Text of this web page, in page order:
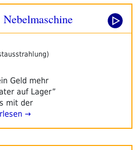
Geld mehr
auf Lager”
mit der
→